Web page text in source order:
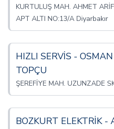
KURTULUŞ MAH. AHMET
APT ALTI NO:13/A Diyarbakır
HIZLI SERVİS -
TOPÇU
ŞEREFİYE MAH. UZUNZADE
BOZKURT ELEKTRİK -